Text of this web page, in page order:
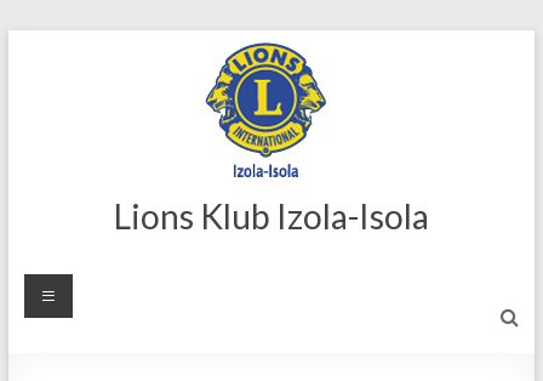
Lions Klub Izola-Isola